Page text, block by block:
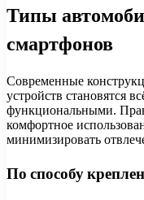
Типы
смартфонов
Современные
устройств становятся
функциональными.
комфортное
минимизировать
По способу